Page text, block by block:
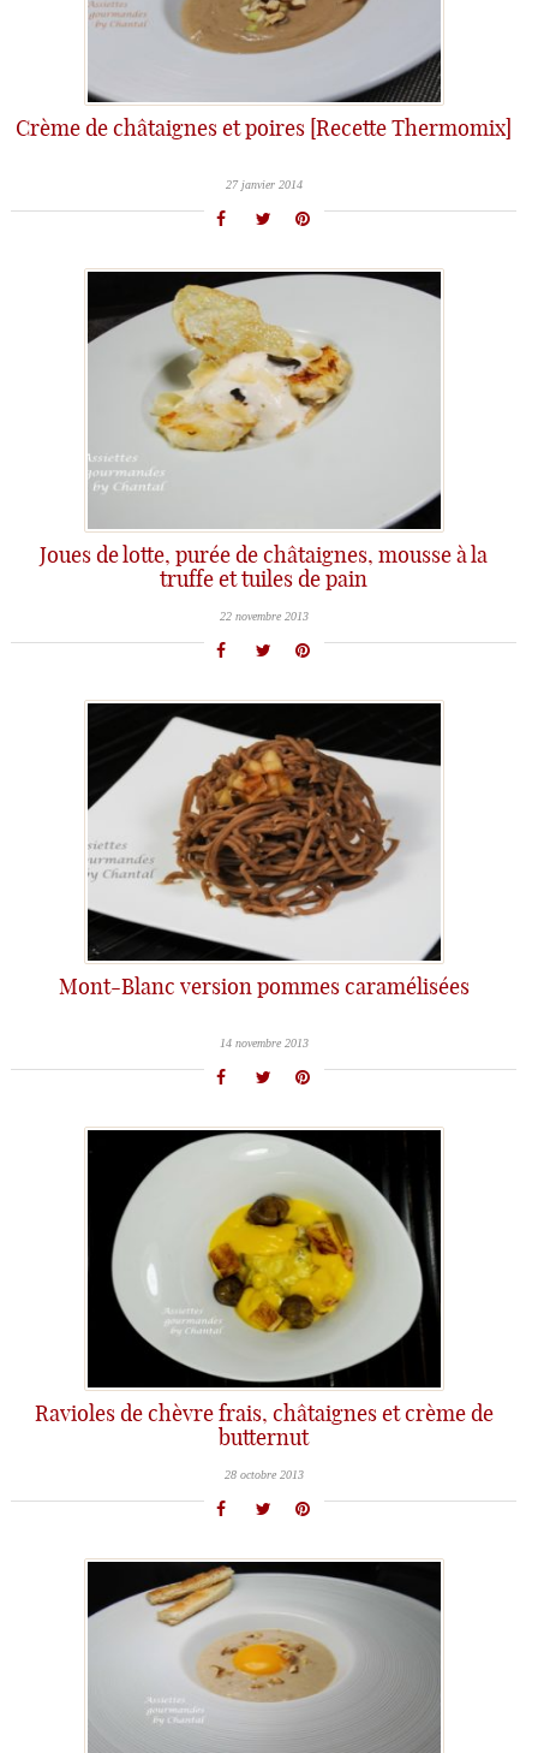
Crème de châtaignes et poires [Recette Thermomix]
27 janvier 2014
Joues de lotte, purée de châtaignes, mousse à la
truffe et tuiles de pain
22 novembre 2013
Mont-Blanc version pommes caramélisées
14 novembre 2013
Ravioles de chèvre frais, châtaignes et crème de
butternut
28 octobre 2013